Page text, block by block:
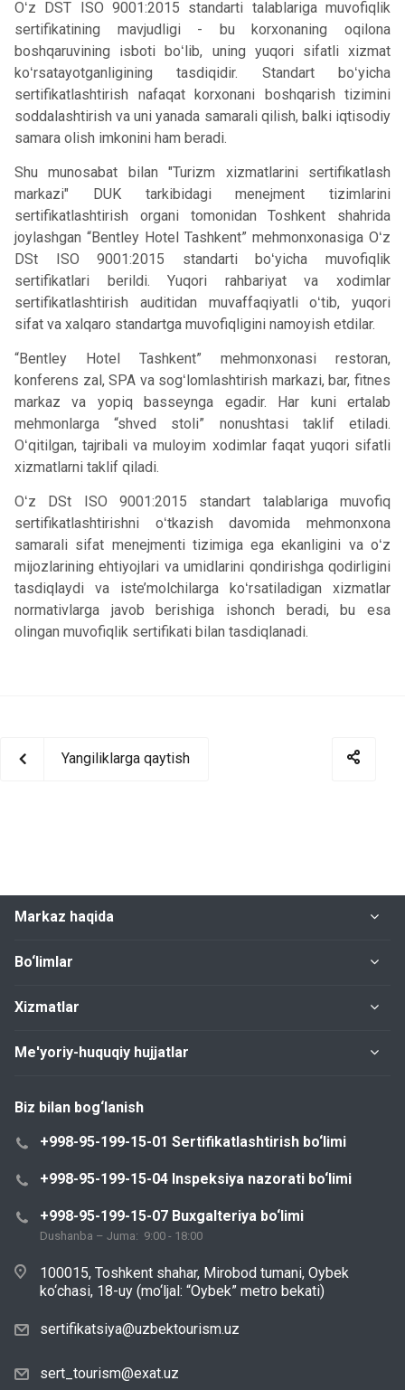
Oʻz DST ISO 9001:2015 standarti talablariga muvofiqlik
sertifikatining mavjudligi - bu korxonaning oqilona
boshqaruvining isboti boʻlib, uning yuqori sifatli xizmat
koʻrsatayotganligining tasdiqidir. Standart boʻyicha
sertifikatlashtirish nafaqat korxonani boshqarish tizimini
soddalashtirish va uni yanada samarali qilish, balki iqtisodiy
samara olish imkonini ham beradi.
Shu munosabat bilan "Turizm xizmatlarini sertifikatlash
markazi" DUK tarkibidagi menejment tizimlarini
sertifikatlashtirish organi tomonidan Toshkent shahrida
joylashgan “Bentley Hotel Tashkent” mehmonxonasiga Oʻz
DSt ISO 9001:2015 standarti boʻyicha muvofiqlik
sertifikatlari berildi. Yuqori rahbariyat va xodimlar
sertifikatlashtirish auditidan muvaffaqiyatli oʻtib, yuqori
sifat va xalqaro standartga muvofiqligini namoyish etdilar.
“Bentley Hotel Tashkent” mehmonxonasi restoran,
konferens zal, SPA va sogʻlomlashtirish markazi, bar, fitnes
markaz va yopiq basseynga egadir. Har kuni ertalab
mehmonlarga “shved stoli” nonushtasi taklif etiladi.
Oʻqitilgan, tajribali va muloyim xodimlar faqat yuqori sifatli
xizmatlarni taklif qiladi.
Oʻz DSt ISO 9001:2015 standart talablariga muvofiq
sertifikatlashtirishni oʻtkazish davomida mehmonxona
samarali sifat menejmenti tizimiga ega ekanligini va oʻz
mijozlarining ehtiyojlari va umidlarini qondirishga qodirligini
tasdiqlaydi va iste’molchilarga koʻrsatiladigan xizmatlar
normativlarga javob berishiga ishonch beradi, bu esa
olingan muvofiqlik sertifikati bilan tasdiqlanadi.
Yangiliklarga qaytish
Markaz haqida
Bo‘limlar
Xizmatlar
Me'yoriy-huquqiy hujjatlar
Biz bilan bog‘lanish
+998-95-199-15-01 Sertifikatlashtirish bo‘limi
+998-95-199-15-04 Inspeksiya nazorati bo‘limi
+998-95-199-15-07 Buxgalteriya bo‘limi
Dushanba – Juma: 9:00 - 18:00
100015, Toshkent shahar, Mirobod tumani, Oybek
ko‘chasi, 18-uy (mo‘ljal: “Oybek” metro bekati)
sertifikatsiya@uzbektourism.uz
sert_tourism@exat.uz